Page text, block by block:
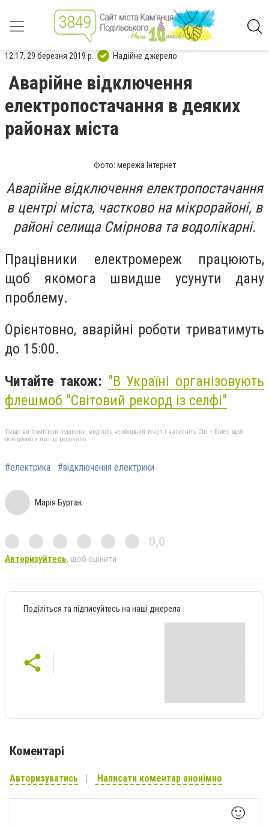
12:17, 29 березня 2019 р. Надійне джерело
Аварійне відключення
електропостачання в деяких
районах міста
Фото: мережа Інтернет
Аварійне відключення електропостачання
в центрі міста, частково на мікрорайоні, в
районі селища Смірнова та водолікарні.
Працівники електромереж працюють,
щоб якомога швидше усунути дану
проблему.
Орієнтовно, аварійні роботи триватимуть
до 15:00.
Читайте також: "В Україні організовують
флешмоб "Світовий рекорд із селфі"
Якщо ви помітили помилку, виділіть необхідний текст і натисніть Ctrl + Enter, щоб
повідомити про це редакцію
#електрика #відключення електрики
Марія Буртак
0,0
Авторизуйтесь, щоб оцінити
Поділіться та підписуйтесь на наші джерела
Коментарі
Авторизуватись Написати коментар анонімно
🙂